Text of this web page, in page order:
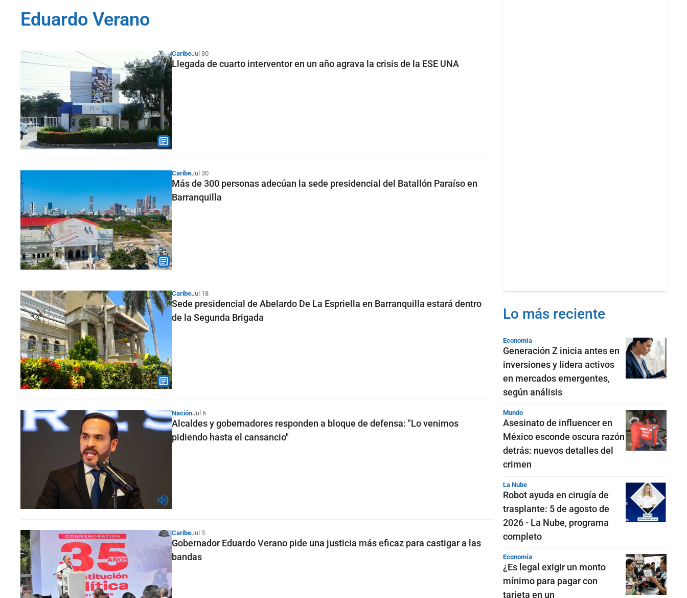
Eduardo Verano
CaribeJul 30
Llegada de cuarto interventor en un año agrava la crisis de la ESE UNA
CaribeJul 30
Más de 300 personas adecúan la sede presidencial del Batallón Paraíso en
Barranquilla
CaribeJul 18
Sede presidencial de Abelardo De La Espriella en Barranquilla estará dentro
de la Segunda Brigada
NaciónJul 6
Alcaldes y gobernadores responden a bloque de defensa: "Lo venimos
pidiendo hasta el cansancio"
CaribeJul 3
Gobernador Eduardo Verano pide una justicia más eficaz para castigar a las
bandas
Lo más reciente
Economía
Generación Z inicia antes en
inversiones y lidera activos
en mercados emergentes,
según análisis
Mundo
Asesinato de influencer en
México esconde oscura razón
detrás: nuevos detalles del
crimen
La Nube
Robot ayuda en cirugía de
trasplante: 5 de agosto de
2026 - La Nube, programa
completo
Economía
¿Es legal exigir un monto
mínimo para pagar con
tarjeta en un